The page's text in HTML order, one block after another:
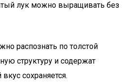
лук можно выращивать без
распознать по толстой
структуру и содержат
сохраняется.